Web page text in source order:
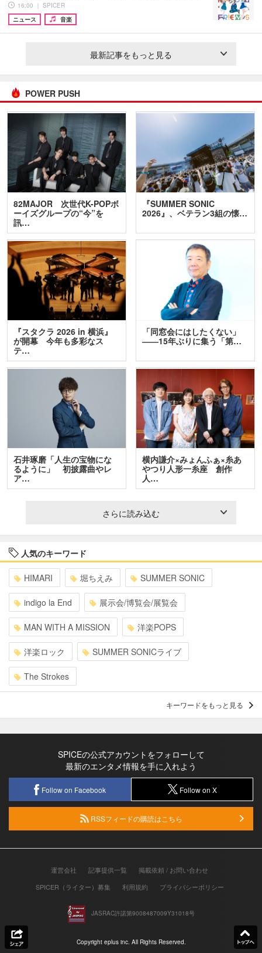
16:00 ｜ SPICER
ニュース
音楽
最新記事をもっと見る
POWER PUSH
82MAJOR 次世代K-POPボ
ーイズグループの“今”を
訊…
『SUMMER SONIC
2026』、ベテラン3組の懐…
『スタクラ 2026 in 横浜』
が開幕 今年も多彩なス
テ…
「同窓会にはしたくない」
――15年ぶりに集う「第…
石井琢磨「人生の宝物にな
るように」 初披露曲やレ
ア…
横内謙介×みょんふぁ×糸あ
やつり人形一糸座 創作
人…
さらに読み込む
人気のキーワード
HIMARI 堀ちえみ SUMMER SONIC
indigo la End 展示会/博覧会/展覧会
MAN WITH A MISSION 洋楽POPS
洋楽ロック SUMMER SONICライブ
The Strokes
キーワードをもっと見る
SPICEの公式アカウントをフォローして
最新のエンタメ情報を手に入れよう
Follow on Facebook Follow on X
RSSフィードの購読はこちら
運営会社 記事提供一覧
掲載依頼 / お問い合わせ
SPICER（ライター）募集
利用規約 プライバシーポリシー
JASRAC許諾第9008487009Y31018号
Copyright eplus inc. All Rights Reserved.